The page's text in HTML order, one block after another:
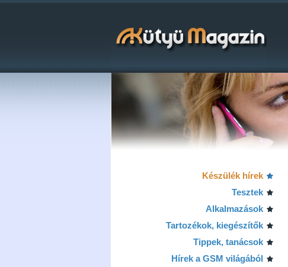
Készülék hírek
Tesztek
Alkalmazások
Tartozékok, kiegészítők
Tippek, tanácsok
Hírek a GSM világából